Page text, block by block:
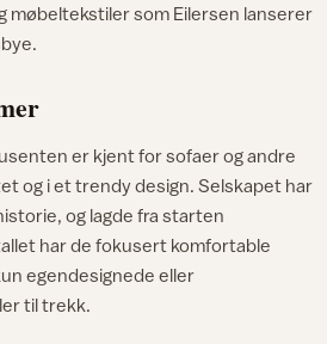
møbeltekstiler som Eilersen lanserer
er kjent for sofaer og andre
og i et trendy design. Selskapet har
og lagde fra starten
har de fokusert komfortable
egendesignede eller
til trekk.